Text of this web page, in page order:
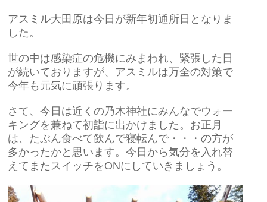
アスミル大田原は今日が新年初通所日となりま
した。
世の中は感染症の危機にみまわれ、緊張した日
が続いておりますが、アスミルは万全の対策で
今年も元気に頑張ります。
さて、今日は近くの乃木神社にみんなでウォー
キングを兼ねて初詣に出かけました。お正月
は、たぶん食べて飲んで寝転んで・・・の方が
多かったかと思います。今日から気分を入れ替
えてまたスイッチをONにしていきましょう。